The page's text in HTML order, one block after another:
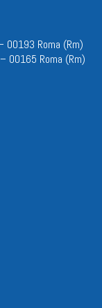
00193 Roma (Rm)
00165 Roma (Rm)